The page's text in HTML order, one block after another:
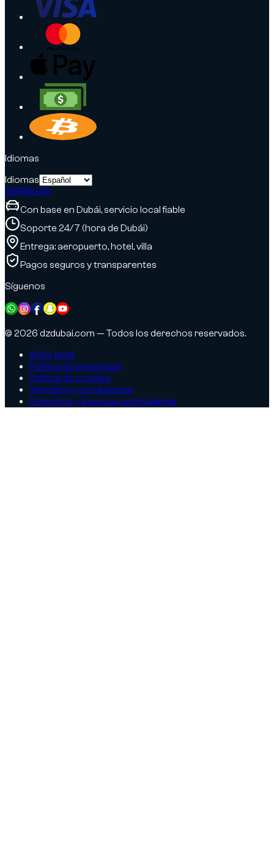
Idiomas
Idiomas
ENFRRUAR
Con base en Dubái, servicio local fiable
Soporte 24/7 (hora de Dubái)
Entrega: aeropuerto, hotel, villa
Pagos seguros y transparentes
Síguenos
© 2026 dzdubai.com — Todos los derechos reservados.
Aviso legal
Política de privacidad
Política de cookies
Términos y condiciones
Derechos y licencias de imágenes